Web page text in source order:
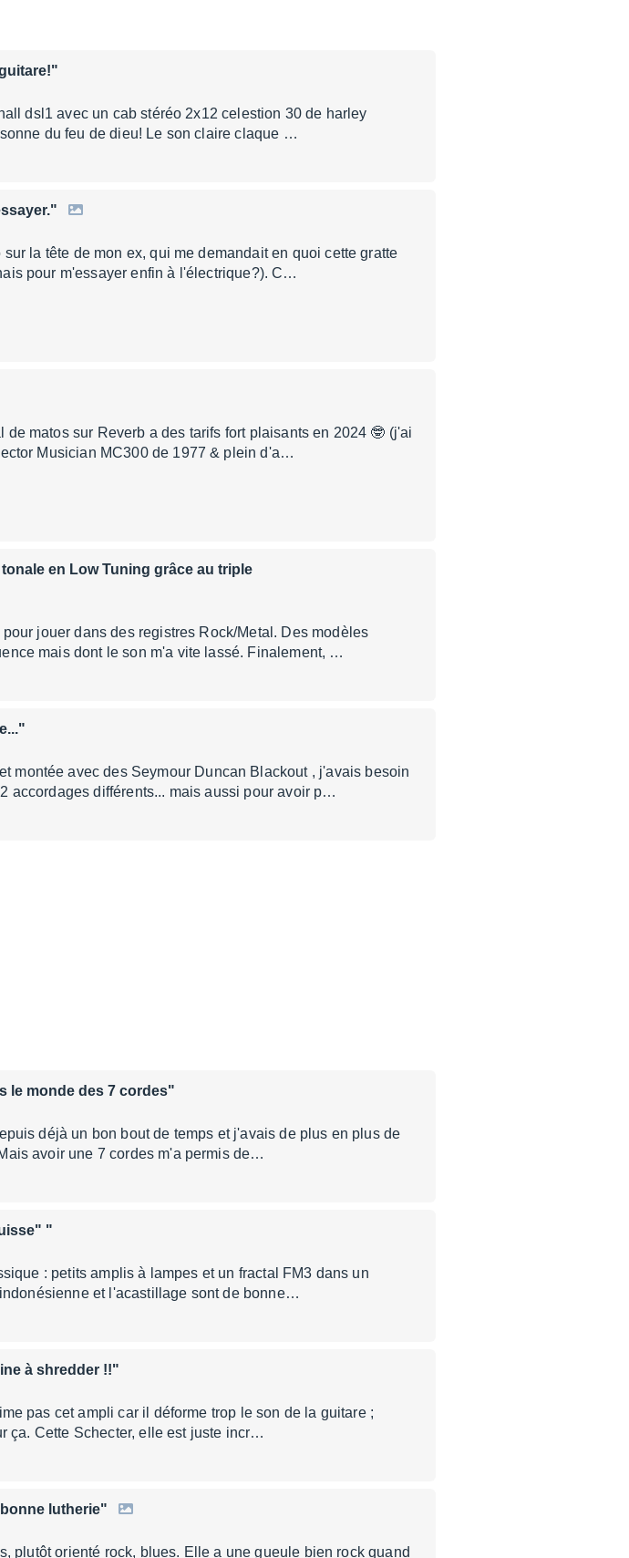
dsl1 avec un cab stéréo 2x12 celestion 30 de harley
du feu de dieu! Le son claire claque …
la tête de mon ex, qui me demandait en quoi cette gratte
pour m'essayer enfin à l'électrique?). C…
matos sur Reverb a des tarifs fort plaisants en 2024 🤓 (j'ai
Musician MC300 de 1977 & plein d'a…
en Low Tuning grâce au triple
jouer dans des registres Rock/Metal. Des modèles
mais dont le son m'a vite lassé. Finalement, …
montée avec des Seymour Duncan Blackout , j'avais besoin
accordages différents... mais aussi pour avoir p…
le monde des 7 cordes"
déjà un bon bout de temps et j'avais de plus en plus de
avoir une 7 cordes m'a permis de…
"
: petits amplis à lampes et un fractal FM3 dans un
et l'acastillage sont de bonne…
à shredder !!"
pas cet ampli car il déforme trop le son de la guitare ;
ça. Cette Schecter, elle est juste incr…
lutherie"
plutôt orienté rock, blues. Elle a une gueule bien rock quand